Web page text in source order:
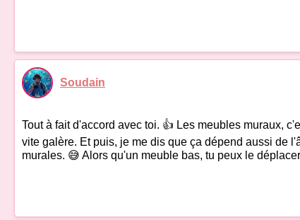
Soudain
Tout à fait d'accord avec toi. 👍 Les meubles muraux,
vite galère. Et puis, je me dis que ça dépend aussi de
murales. 😅 Alors qu'un meuble bas, tu peux le